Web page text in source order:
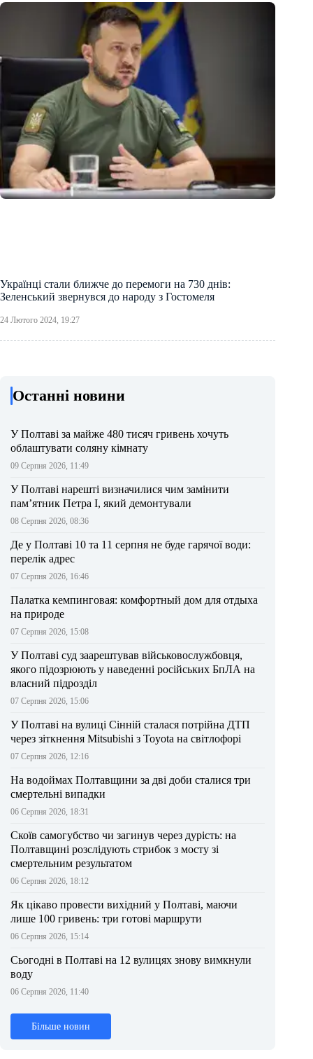
Українці стали ближче до перемоги на 730 днів:
Зеленський звернувся до народу з Гостомеля
24 Лютого 2024, 19:27
Останні новини
У Полтаві за майже 480 тисяч гривень хочуть
облаштувати соляну кімнату
09 Серпня 2026, 11:49
У Полтаві нарешті визначилися чим замінити
пам’ятник Петра І, який демонтували
08 Серпня 2026, 08:36
Де у Полтаві 10 та 11 серпня не буде гарячої води:
перелік адрес
07 Серпня 2026, 16:46
Палатка кемпинговая: комфортный дом для отдыха
на природе
07 Серпня 2026, 15:08
У Полтаві суд заарештував військовослужбовця,
якого підозрюють у наведенні російських БпЛА на
власний підрозділ
07 Серпня 2026, 15:06
У Полтаві на вулиці Сінній сталася потрійна ДТП
через зіткнення Mitsubishi з Toyota на світлофорі
07 Серпня 2026, 12:16
На водоймах Полтавщини за дві доби сталися три
смертельні випадки
06 Серпня 2026, 18:31
Скоїв самогубство чи загинув через дурість: на
Полтавщині розслідують стрибок з мосту зі
смертельним результатом
06 Серпня 2026, 18:12
Як цікаво провести вихідний у Полтаві, маючи
лише 100 гривень: три готові маршрути
06 Серпня 2026, 15:14
Сьогодні в Полтаві на 12 вулицях знову вимкнули
воду
06 Серпня 2026, 11:40
Більше новин